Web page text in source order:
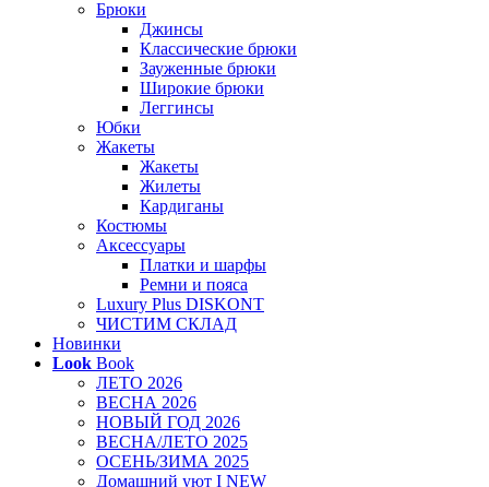
Брюки
Джинсы
Классические брюки
Зауженные брюки
Широкие брюки
Леггинсы
Юбки
Жакеты
Жакеты
Жилеты
Кардиганы
Костюмы
Аксессуары
Платки и шарфы
Ремни и пояса
Luxury Plus DISKONT
ЧИСТИМ СКЛАД
Новинки
Look Book
ЛЕТО 2026
ВЕСНА 2026
НОВЫЙ ГОД 2026
ВЕСНА/ЛЕТО 2025
ОСЕНЬ/ЗИМА 2025
Домашний уют I NEW